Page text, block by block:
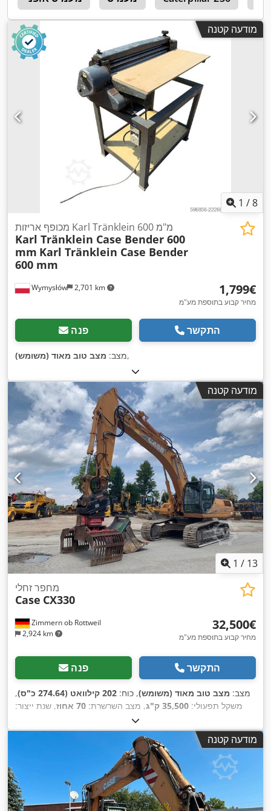
מודעה קטנה
1 /8
Wymysłów 2,701 km
מכופף אריזות Karl Tränklein 600 מ"מ
Karl Tränklein Case Bender 600
mm Karl Tränklein Case Bender
600 mm
‏1,799 ‏€
מחיר קבוע בתוספת מע"מ
פנה התקשר
מצב: מצב טוב מאוד (משומש) ,
מודעה קטנה
1 / 13
Zimmern ob Rottweil
2,924 km
מחפר זחלי
Case CX330
‏32,500 ‏€
מחיר קבוע בתוספת מע"מ
פנה התקשר
מצב: מצב טוב מאוד (משומש), כוח: 202 קילוואט (274.64 כ"ס)
,
משקל תפעולי: 35,500 ק"ג , מצב השרשרת: 70 אחוז
, שנת ייצור:
מיזוג אוויר
מודעה קטנה